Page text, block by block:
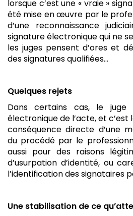
lorsque c’est une « vraie »
été mise en œuvre par le
d’une reconnaissance
signature électronique qui ne
les juges pensent d’ores et
des signatures qualifiées…
Quelques rejets
Dans certains cas, le juge
électronique de l’acte, et
conséquence directe d’une
du procédé par le
aussi pour des raisons
d’usurpation d’identité, ou
l’identification des signataires
Une stabilisation de ce